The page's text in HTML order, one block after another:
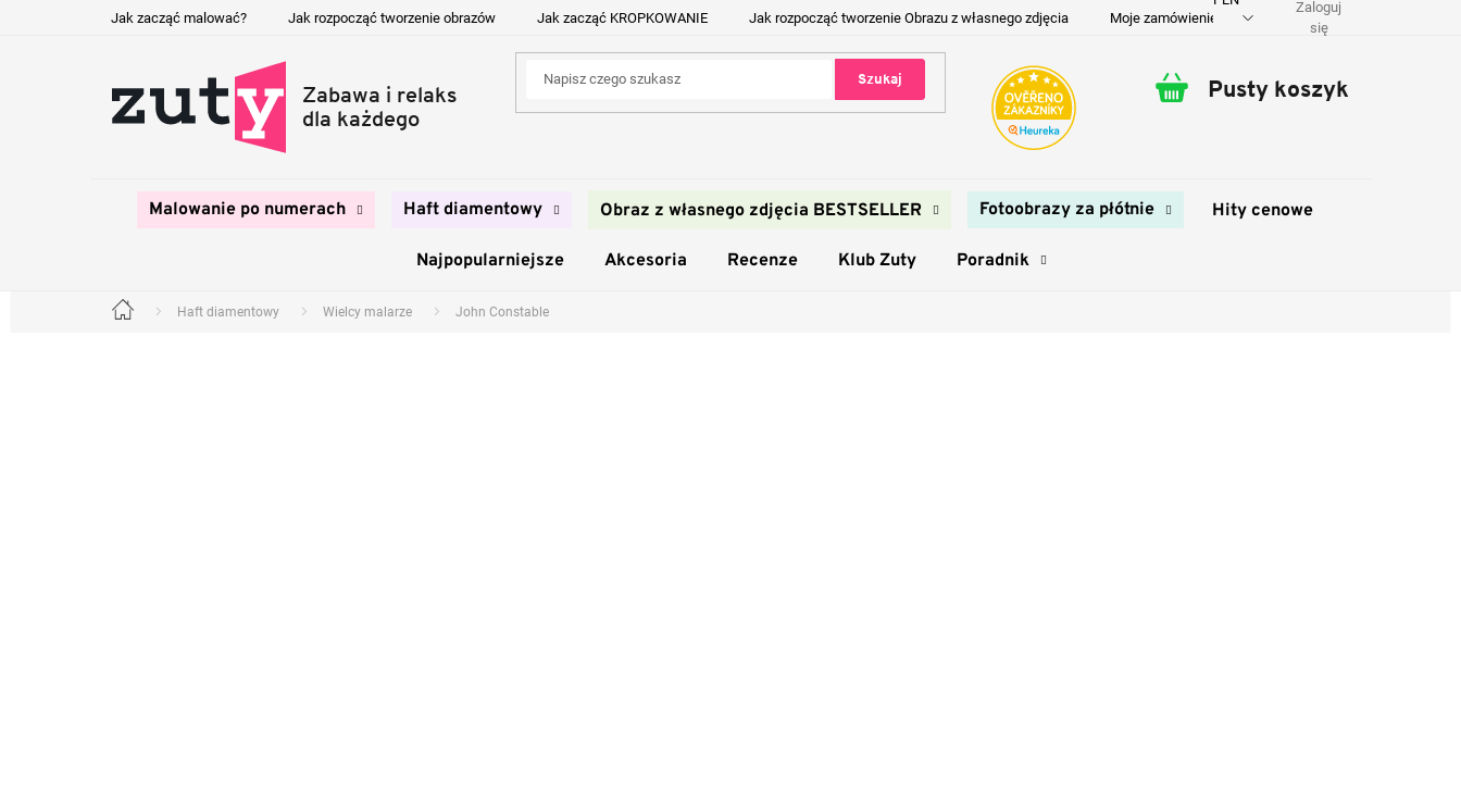
Jak zacząć malować? Jak rozpocząć tworzenie obrazów Jak zacząć KROPKOWANIE Jak rozpocząć tworzenie Obrazu z własnego zdjęcia Moje zamówienie Dostawa i płatność
Zaloguj
się
Szukaj
Koszyk
Pusty koszyk
Malowanie po numerach Haft diamentowy Obraz z własnego zdjęcia BESTSELLER Fotoobrazy za płótnie Hity cenowe
Najpopularniejsze Akcesoria Recenze Klub Zuty Poradnik
Home Haft diamentowy Wielcy malarze John Constable